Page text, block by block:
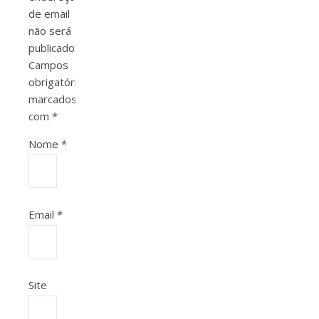
de email
não será
publicado.
Campos
obrigatórios
marcados
com *
Nome *
Email *
Site